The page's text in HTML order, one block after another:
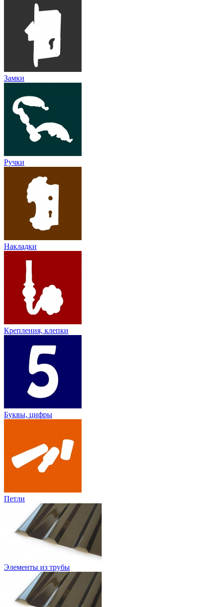
Замки
Ручки
Накладки
Крепления, клепки
Буквы, цифры
Петли
Элементы из трубы